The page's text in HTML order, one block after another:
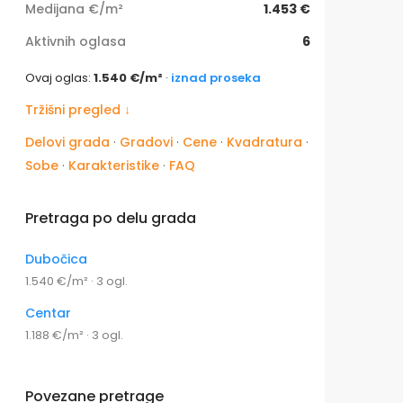
Medijana €/m²
1.453 €
Aktivnih oglasa
6
Ovaj oglas: 1.540 €/m² · iznad proseka
Tržišni pregled ↓
Delovi grada · Gradovi · Cene · Kvadratura ·
Sobe · Karakteristike · FAQ
Pretraga po delu grada
Dubočica
1.540 €/m² · 3 ogl.
Centar
1.188 €/m² · 3 ogl.
Povezane pretrage